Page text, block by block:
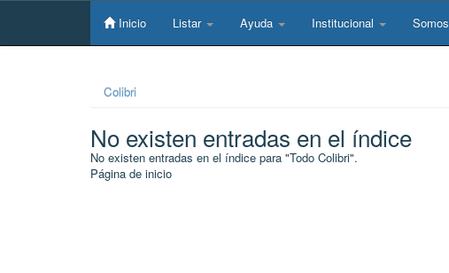
Skip
Inicio Listar Ayuda Institucional Somos
Colibri
No existen entradas en el índice
No existen entradas en el índice para "Todo Colibri".
Página de inicio